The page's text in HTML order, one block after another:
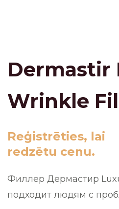
Dermastir
Wrinkle
Reģistrēties, lai
redzētu cenu.
Филлер Дермастир
подходит людям с